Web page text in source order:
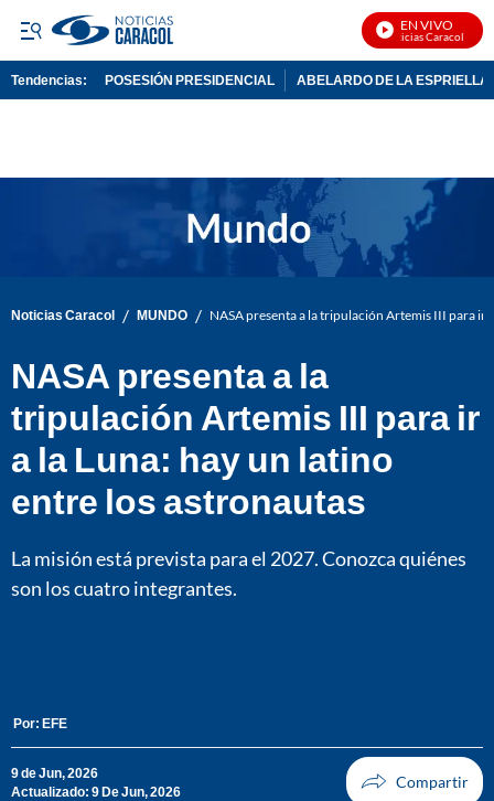
EN VIVO
Noticias Caracol En
Tendencias: POSESIÓN PRESIDENCIAL ABELARDO DE LA ESPRIELLA
Noticias Caracol / MUNDO / NASA presenta a la tripulación Artemis III para ir
NASA presenta a la
tripulación Artemis III para ir
a la Luna: hay un latino
entre los astronautas
La misión está prevista para el 2027. Conozca quiénes
son los cuatro integrantes.
Por: EFE
9 de Jun, 2026
Actualizado: 9 De Jun, 2026